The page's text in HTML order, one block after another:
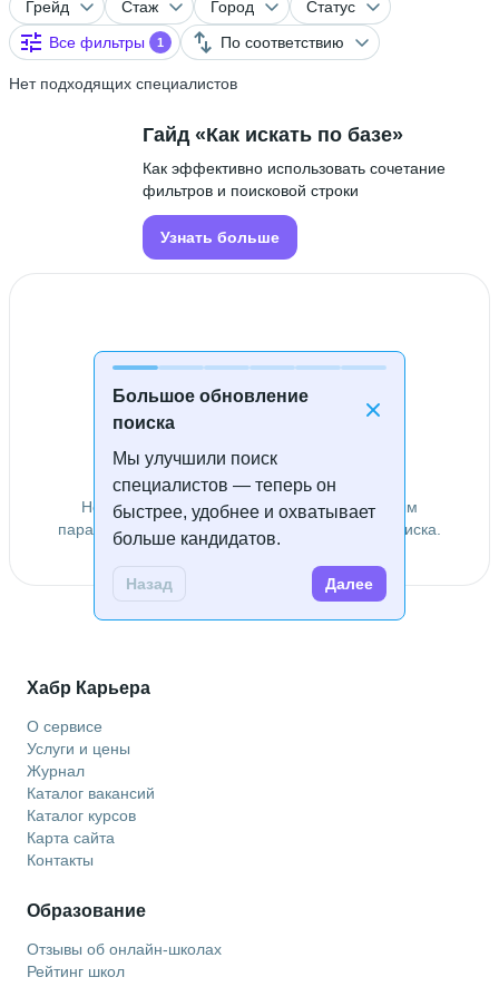
Грейд Стаж Город
Статус
Все фильтры
1 По соответствию
Нет подходящих специалистов
Большое обновление
поиска
Мы улучшили поиск
специалистов — теперь он
быстрее, удобнее и охватывает
больше кандидатов.
Назад Далее
Гайд «Как искать по базе»
Как эффективно использовать сочетание
фильтров и поисковой строки
Узнать больше
Специалисты не найдены
Не удалось найти специалистов по заданным
параметрам. Попробуйте изменить условия поиска.
Хабр Карьера
О сервисе
Услуги и цены
Журнал
Каталог вакансий
Каталог курсов
Карта сайта
Контакты
Образование
Отзывы об онлайн-школах
Рейтинг школ